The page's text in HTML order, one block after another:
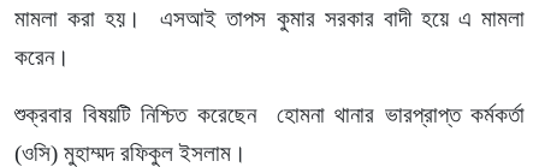
মামলা করা হয়। এসআই তাপস কুমার সরকার বাদী হয়ে এ মামলা
করেন।
শুক্রবার বিষয়টি নিশ্চিত করেছেন হোমনা থানার ভারপ্রাপ্ত কর্মকর্তা
(ওসি) মুহাম্মদ রফিকুল ইসলাম।